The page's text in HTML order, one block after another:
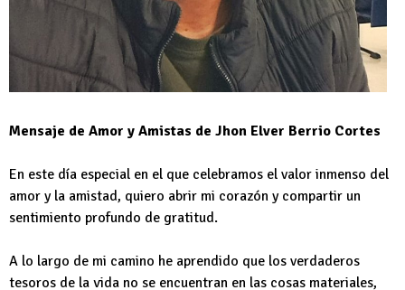
Mensaje de Amor y Amistas de Jhon Elver Berrio Cortes
En este día especial en el que celebramos el valor inmenso del
amor y la amistad, quiero abrir mi corazón y compartir un
sentimiento profundo de gratitud.
A lo largo de mi camino he aprendido que los verdaderos
tesoros de la vida no se encuentran en las cosas materiales,